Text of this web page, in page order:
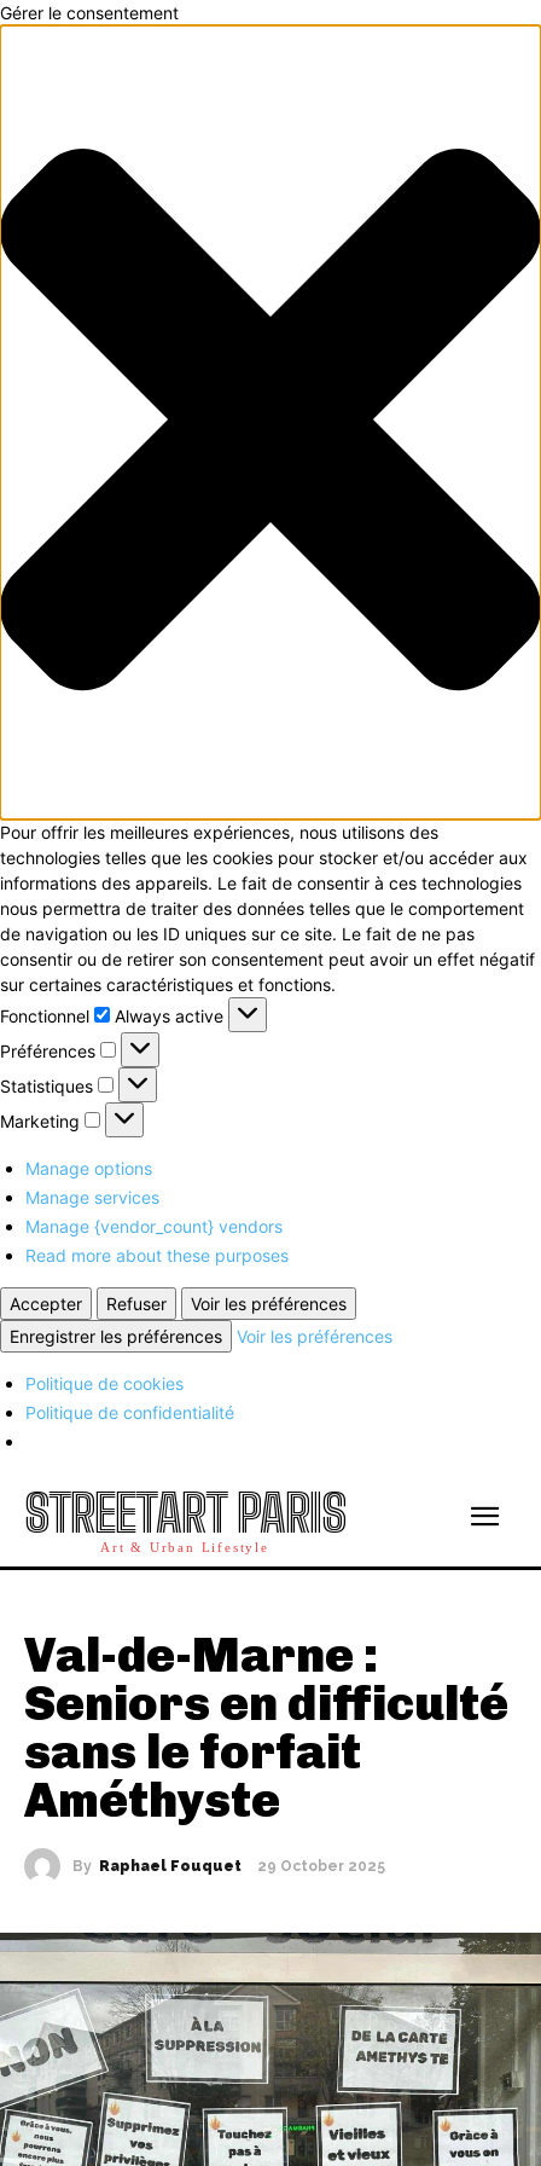
Gérer le consentement
Pour offrir les meilleures expériences, nous utilisons des
technologies telles que les cookies pour stocker et/ou accéder aux
informations des appareils. Le fait de consentir à ces technologies
nous permettra de traiter des données telles que le comportement
de navigation ou les ID uniques sur ce site. Le fait de ne pas
consentir ou de retirer son consentement peut avoir un effet négatif
sur certaines caractéristiques et fonctions.
Fonctionnel
Fonctionnel
Always active
Préférences
Préférences
Statistiques Statistiques
Marketing Marketing
Manage options
Manage services
Manage {vendor_count} vendors
Read more about these purposes
Accepter Refuser
Voir les préférences
Enregistrer les préférences
Voir les préférences
Politique de cookies
Politique de confidentialité
STREETART PARIS
Art & Urban Lifestyle
Val-de-Marne :
Seniors en difficulté
sans le forfait
Améthyste
By Raphael Fouquet 29 October 2025